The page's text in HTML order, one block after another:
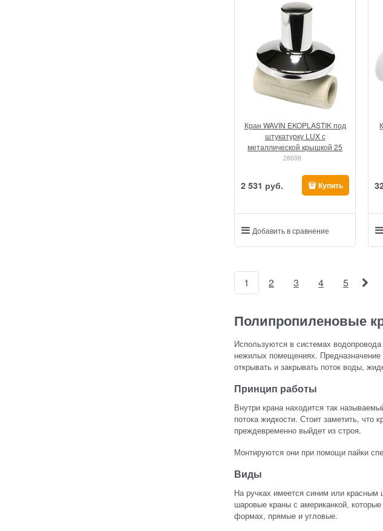
Кран WAVIN EKOPLASTIK под
штукатурку LUX с
металлической крышкой 25
28698
2 531 руб. Купить
Добавить в сравнение
1 2 3 4 5
Полипропиленовые
Используются в системах
нежилых помещениях.
открывать и закрывать поток воды,
Принцип работы
Внутри крана находится так
потока жидкости. Стоит заметить,
преждевременно выйдет из строя.
Монтируются они при помощи пайки
Виды
На ручках имеется синим или красным
шаровые краны с американкой,
формах, прямые и угловые.